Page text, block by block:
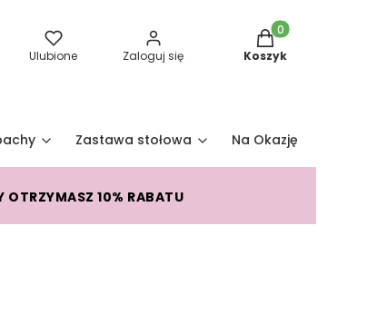
Ulubione Zaloguj się
Produkty w
Koszyk
Zastawa stołowa Na Okazję
OTRZYMASZ 10% RABATU